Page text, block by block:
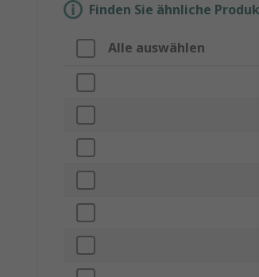
Finden Sie ähnliche
Alle auswählen